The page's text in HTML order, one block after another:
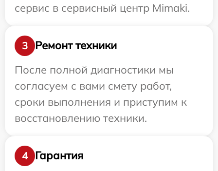
сервис в сервисный центр Mimaki.
3
Ремонт техники
После полной диагностики мы
согласуем с вами смету работ,
сроки выполнения и приступим к
восстановлению техники.
4 Гарантия